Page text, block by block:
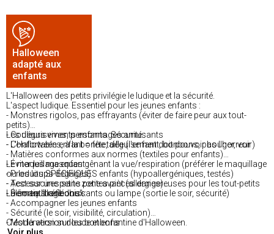
Halloween
adapté aux
enfants
L'Halloween des petits privilégie le ludique et la sécurité.
L'aspect ludique. Essentiel pour les jeunes enfants :
- Monstres rigolos, pas effrayants (éviter de faire peur aux tout-
petits)
- Couleurs vives, personnages amusants
- L'Halloween enfant = fête, déguisement, bonbons, pas l'horreur
Les déguisements enfants. Sécurité :
- Confortables, à la bonne taille (l'enfant doit pouvoir bouger, voir)
- Matières conformes aux normes (textiles pour enfants)
- Éviter les masques gênant la vue/respiration (préférer le maquillage
ou les loups dégagés)
- Accessoires sans petites pièces dangereuses pour les tout-petits
- Éléments réfléchissants ou lampe (sortie le soir, sécurité)
Le maquillage enfant :
- Produits SPÉCIFIQUES enfants (hypoallergéniques, testés)
- Test sur une petite zone avant (allergies)
- Démaquillage doux
La sortie "bonbons" :
- Accompagner les jeunes enfants
- Sécurité (le soir, visibilité, circulation)
- Modération sur les bonbons
C'est la version douce et enfantine d'Halloween.